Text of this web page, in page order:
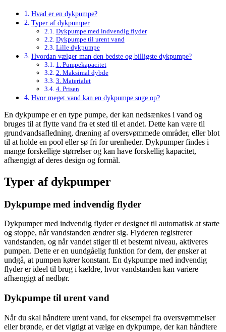
Hvad er en dykpumpe?
Typer af dykpumper
Dykpumpe med indvendig flyder
Dykpumpe til urent vand
Lille dykpumpe
Hvordan vælger man den bedste og billigste dykpumpe?
1. Pumpekapacitet
2. Maksimal dybde
3. Materialet
4. Prisen
Hvor meget vand kan en dykpumpe suge op?
En dykpumpe er en type pumpe, der kan nedsænkes i vand og
bruges til at flytte vand fra et sted til et andet. Dette kan være til
grundvandsafledning, dræning af oversvømmede områder, eller blot
til at holde en pool eller sø fri for urenheder. Dykpumper findes i
mange forskellige størrelser og kan have forskellig kapacitet,
afhængigt af deres design og formål.
Typer af dykpumper
Dykpumpe med indvendig flyder
Dykpumper med indvendig flyder er designet til automatisk at starte
og stoppe, når vandstanden ændrer sig. Flyderen registrerer
vandstanden, og når vandet stiger til et bestemt niveau, aktiveres
pumpen. Dette er en uundgåelig funktion for dem, der ønsker at
undgå, at pumpen kører konstant. En dykpumpe med indvendig
flyder er ideel til brug i kældre, hvor vandstanden kan variere
afhængigt af nedbør.
Dykpumpe til urent vand
Når du skal håndtere urent vand, for eksempel fra oversvømmelser
eller brønde, er det vigtigt at vælge en dykpumpe, der kan håndtere